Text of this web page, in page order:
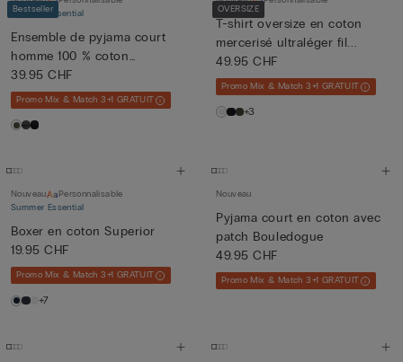
Bestseller
Summer Essential
Ensemble de pyjama court
homme 100 % coton
Supérie...
39.95 CHF
Promo Mix & Match 3+1 GRATUIT
OVERSIZE
T-shirt oversize en coton
mercerisé ultraléger fil...
49.95 CHF
Promo Mix & Match 3+1 GRATUIT
+3
Nouveau
Personnalisable
Summer Essential
Boxer en coton Superior
19.95 CHF
Promo Mix & Match 3+1 GRATUIT
+7
Nouveau
Pyjama court en coton avec
patch Bouledogue
49.95 CHF
Promo Mix & Match 3+1 GRATUIT